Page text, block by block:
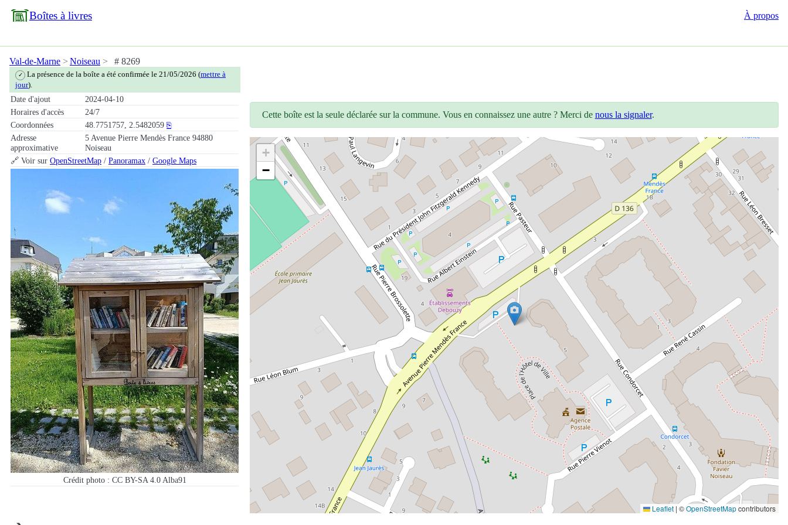
Boîtes à livres À propos
Val-de-Marne Noiseau # 8269
✓ La présence de la boîte a été confirmée le 21/05/2026 (mettre à
jour).
Date d'ajout
2024-04-10
Horaires d'accès
24/7
Coordonnées
48.7751757, 2.5482059 ⎘
Adresse
approximative
5 Avenue Pierre Mendès France 94880
Noiseau
🔗 Voir sur OpenStreetMap / Panoramax / Google Maps
Crédit photo : CC BY-SA 4.0 Alba91
Cette boîte est la seule déclarée sur la commune. Vous en connaissez une autre ? Merci de nous la signaler.
+
−
Leaflet | ©OpenStreetMapcontributors